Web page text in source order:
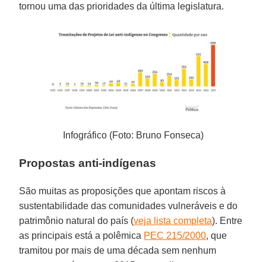
tornou uma das prioridades da última legislatura.
Infográfico (Foto: Bruno Fonseca)
Propostas anti-indígenas
São muitas as proposições que apontam riscos à
sustentabilidade das comunidades vulneráveis e do
patrimônio natural do país (veja lista completa). Entre
as principais está a polêmica PEC 215/2000, que
tramitou por mais de uma década sem nenhum